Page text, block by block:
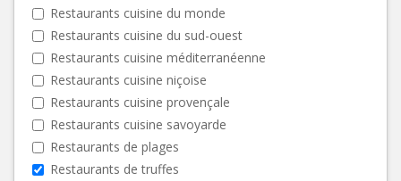
Restaurants cuisine du monde
Restaurants cuisine du sud-ouest
Restaurants cuisine méditerranéenne
Restaurants cuisine niçoise
Restaurants cuisine provençale
Restaurants cuisine savoyarde
Restaurants de plages
Restaurants de truffes